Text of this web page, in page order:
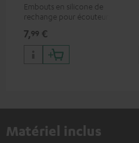
Embouts en silicone de
rechange pour écouteurs
7,99 €
Matériel inclus